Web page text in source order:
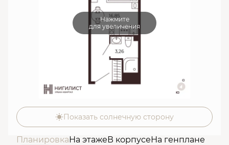
Нажмите
для увеличения
Показать солнечную сторону
ПланировкаНа этажеВ корпусеНа генплане